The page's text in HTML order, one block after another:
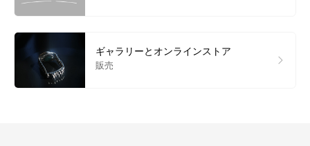
ギャラリーとオンラインストア
販売